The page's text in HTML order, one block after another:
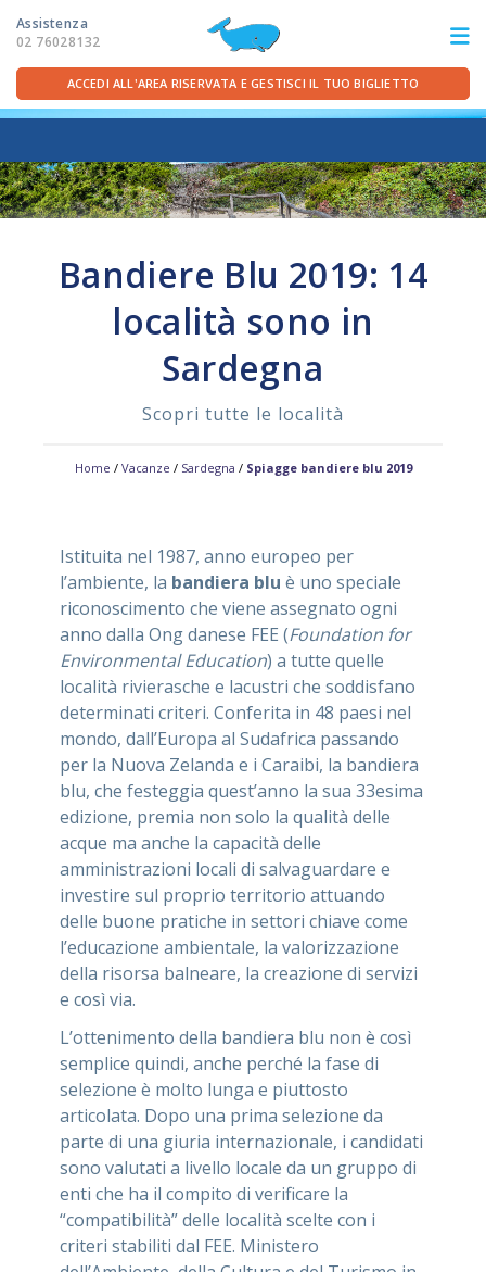
Assistenza
02 76028132
ITA FRA DEU ENG
LE ROTTE
OFFERTE TRAGHETTI
PER LA PARTENZA
SERVIZI A BORDO
LA COMPAGNIA
AssistenzaOnline
Assistenza02 76028132
ACCEDI ALL'AREA RISERVATA E GESTISCI IL TUO BIGLIETTO
Bandiere Blu 2019: 14
località sono in
Sardegna
Scopri tutte le località
Home / Vacanze / Sardegna / Spiagge bandiere blu 2019
Istituita nel 1987, anno europeo per
l’ambiente, la bandiera blu è uno speciale
riconoscimento che viene assegnato ogni
anno dalla Ong danese FEE (Foundation for
Environmental Education) a tutte quelle
località rivierasche e lacustri che soddisfano
determinati criteri. Conferita in 48 paesi nel
mondo, dall’Europa al Sudafrica passando
per la Nuova Zelanda e i Caraibi, la bandiera
blu, che festeggia quest’anno la sua 33esima
edizione, premia non solo la qualità delle
acque ma anche la capacità delle
amministrazioni locali di salvaguardare e
investire sul proprio territorio attuando
delle buone pratiche in settori chiave come
l’educazione ambientale, la valorizzazione
della risorsa balneare, la creazione di servizi
e così via.
L’ottenimento della bandiera blu non è così
semplice quindi, anche perché la fase di
selezione è molto lunga e piuttosto
articolata. Dopo una prima selezione da
parte di una giuria internazionale, i candidati
sono valutati a livello locale da un gruppo di
enti che ha il compito di verificare la
“compatibilità” delle località scelte con i
criteri stabiliti dal FEE. Ministero